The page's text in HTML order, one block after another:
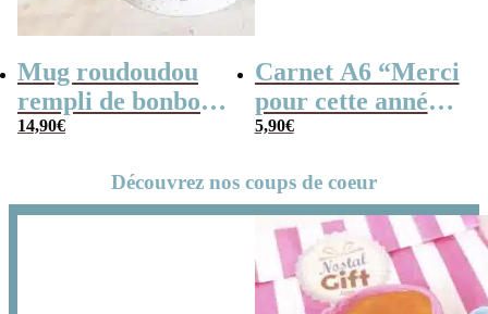
Mug roudoudou
rempli de bonbons
rétro
14,90€
Carnet A6 “Merci
pour cette année”
– Cadeau
d’année…
5,90€
Découvrez nos coups de coeur